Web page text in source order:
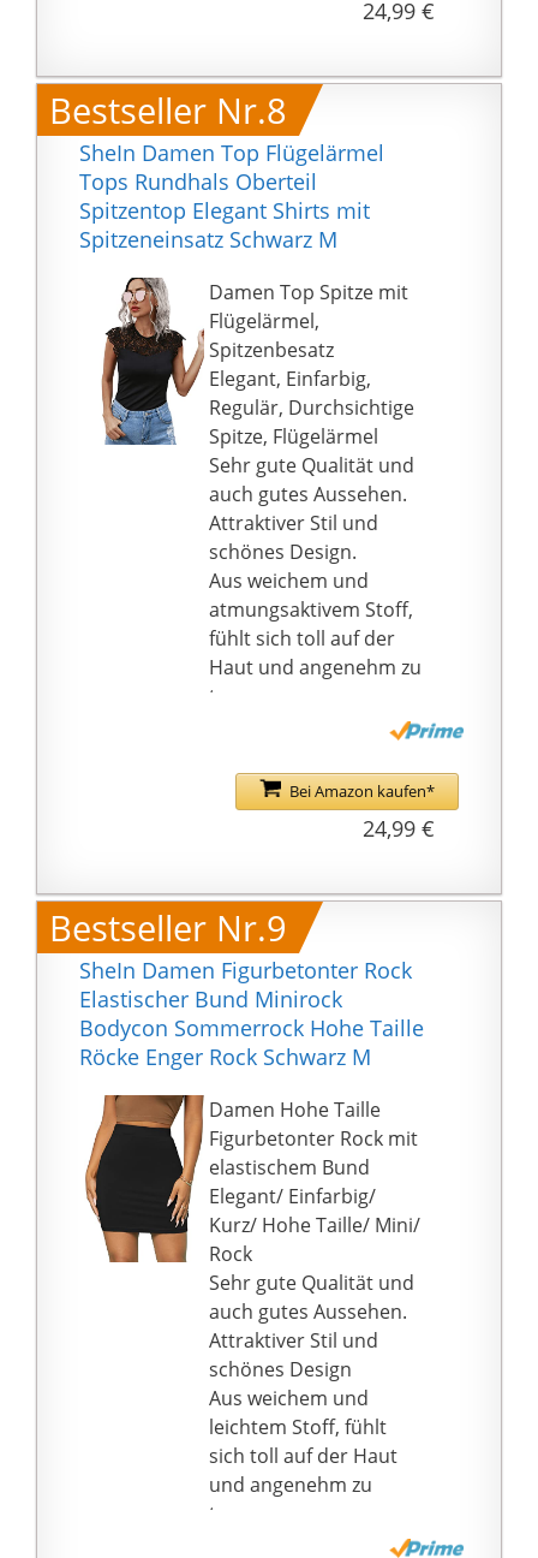
24,99 €
Bestseller Nr.8
SheIn Damen Top Flügelärmel
Tops Rundhals Oberteil
Spitzentop Elegant Shirts mit
Spitzeneinsatz Schwarz M
Damen Top Spitze mit
Flügelärmel,
Spitzenbesatz
Elegant, Einfarbig,
Regulär, Durchsichtige
Spitze, Flügelärmel
Sehr gute Qualität und
auch gutes Aussehen.
Attraktiver Stil und
schönes Design.
Aus weichem und
atmungsaktivem Stoff,
fühlt sich toll auf der
Haut und angenehm zu
tragen.
orts, Basic Shirt für das
ganze Jahr. Perfekt für
heiße Sommertage
Bei Amazon kaufen*
24,99 €
Bestseller Nr.9
SheIn Damen Figurbetonter Rock
Elastischer Bund Minirock
Bodycon Sommerrock Hohe Taille
Röcke Enger Rock Schwarz M
Damen Hohe Taille
Figurbetonter Rock mit
elastischem Bund
Elegant/ Einfarbig/
Kurz/ Hohe Taille/ Mini/
Rock
Sehr gute Qualität und
auch gutes Aussehen.
Attraktiver Stil und
schönes Design
Aus weichem und
leichtem Stoff, fühlt
sich toll auf der Haut
und angenehm zu
tragen
Bitte überprüfen Sie die